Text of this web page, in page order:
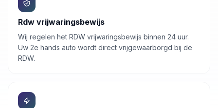
Rdw vrijwaringsbewijs
Wij regelen het RDW vrijwaringsbewijs binnen 24 uur.
Uw 2e hands auto wordt direct vrijgewaarborgd bij de
RDW.